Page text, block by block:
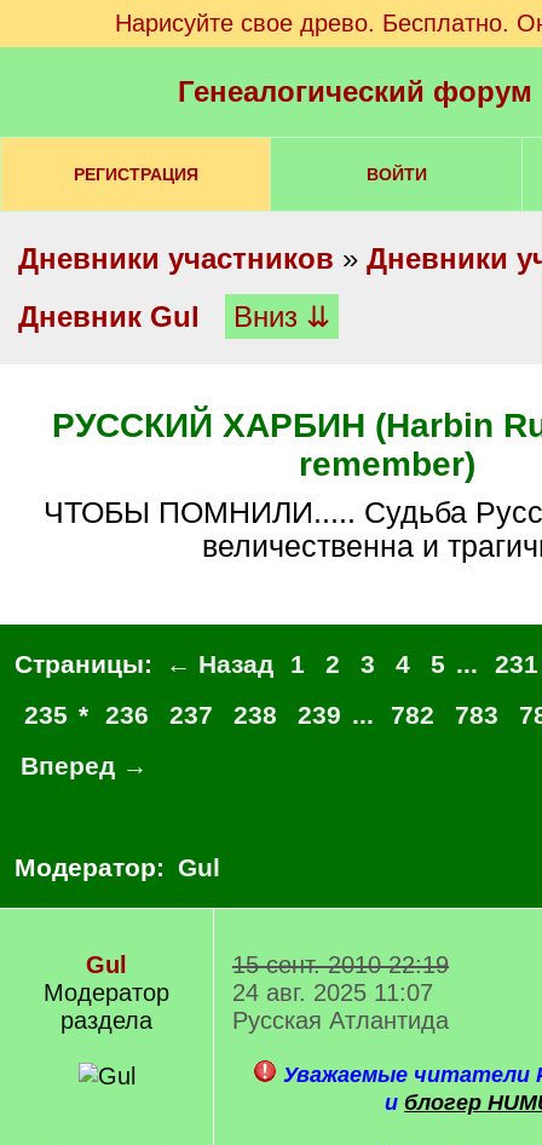
Нарисуйте свое древо. Бесплатно.
Генеалогический
РЕГИСТРАЦИЯ ВОЙТИ
Дневники участников » Дневники
Дневник Gul
Вниз ⇊
РУССКИЙ ХАРБИН (Harbin
remember)
ЧТОБЫ ПОМНИЛИ..... Судьба Русского Харбина
величественна и
Страницы: ← Назад 1 2 3 4 5 ...
231
235 * 236 237 238 239 ... 782 783
Вперед →
Модератор: Gul
Gul
Модератор
раздела
15 сент. 2010 22:19
24 авг. 2025 11:07
Русская Атлантида
Уважаемые читатели
и блогер